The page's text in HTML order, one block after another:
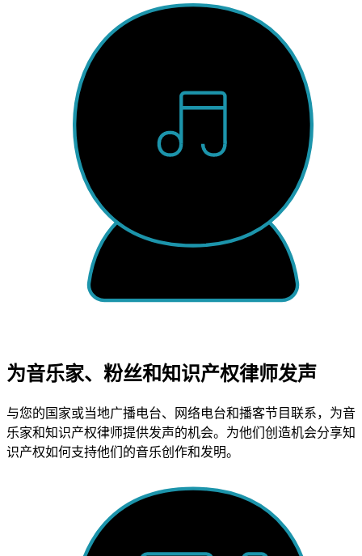
为音乐家、粉丝和知识产权律师发声
与您的国家或当地广播电台、网络电台和播客节目联系，为音
乐家和知识产权律师提供发声的机会。为他们创造机会分享知
识产权如何支持他们的音乐创作和发明。